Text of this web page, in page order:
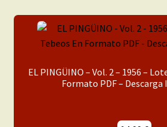
EL PINGÜINO – Vol. 2 – 1956 –
Formato PDF –